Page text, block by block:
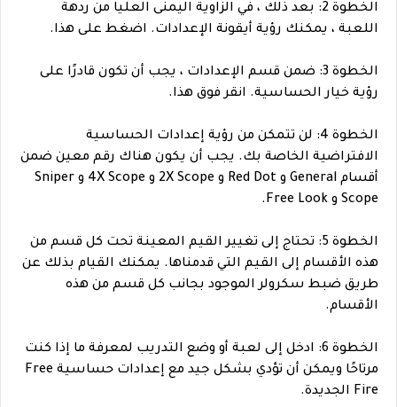
الخطوة 2: بعد ذلك ، في الزاوية اليمنى العليا من ردهة
اللعبة ، يمكنك رؤية أيقونة الإعدادات. اضغط على هذا.
الخطوة 3: ضمن قسم الإعدادات ، يجب أن تكون قادرًا على
رؤية خيار الحساسية. انقر فوق هذا.
الخطوة 4: لن تتمكن من رؤية إعدادات الحساسية
الافتراضية الخاصة بك. يجب أن يكون هناك رقم معين ضمن
أقسام General و Red Dot و 2X Scope و 4X Scope و Sniper
Scope و Free Look.
الخطوة 5: تحتاج إلى تغيير القيم المعينة تحت كل قسم من
هذه الأقسام إلى القيم التي قدمناها. يمكنك القيام بذلك عن
طريق ضبط سكرولر الموجود بجانب كل قسم من هذه
الأقسام.
الخطوة 6: ادخل إلى لعبة أو وضع التدريب لمعرفة ما إذا كنت
مرتاحًا ويمكن أن تؤدي بشكل جيد مع إعدادات حساسية Free
Fire الجديدة.